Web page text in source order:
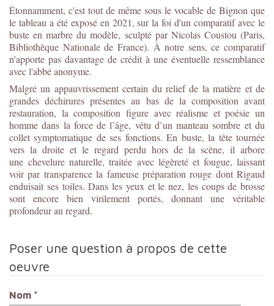
Étonnamment, c'est tout de même sous le vocable de Bignon que
le tableau a été exposé en 2021, sur la foi d'un comparatif avec le
buste en marbre du modèle, sculpté par Nicolas Coustou (Paris,
Bibliothèque Nationale de France). À notre sens, ce comparatif
n'apporte pas davantage de crédit à une éventuelle ressemblance
avec l'abbé anonyme.
Malgré un appauvrissement certain du relief de la matière et de
grandes déchirures présentes au bas de la composition avant
restauration, la composition figure avec réalisme et poésie un
homme dans la force de l’âge, vêtu d’un manteau sombre et du
collet symptomatique de ses fonctions.En buste, la tête tournée
vers la droite et le regard perdu hors de la scène, il arbore
une chevelure naturelle, traitée avec légèreté et fougue, laissant
voir par transparence la fameuse préparation rouge dont Rigaud
enduisait ses toiles. Dans les yeux et le nez, les coups de brosse
sont encore bien virilement portés, donnant une véritable
profondeur au regard.
Poser une question à propos de cette
oeuvre
Nom *